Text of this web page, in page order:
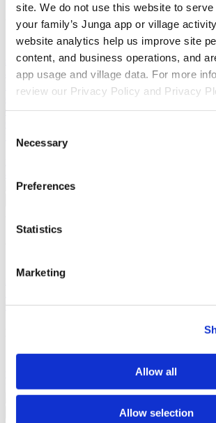
site. We do not use this website to
your family’s Junga app or village
website analytics help us improve site
content, and business operations, and
app usage and village data. For more
review our Privacy Policy and Privacy
Selection
Necessary
Preferences
Statistics
Marketing
Allow all
Allow selection
Comparar
Junga contra Greenlight Greenlight combina
supervisada con herramientas educativas para
administrar su presupuesto, ahorrar e invertir.
Acorns Early ayuda a los padres a enseñar
educación financiera mediante una tarjeta de
domésticas y carteras de inversión.
Junga
familias a conectarse y celebrar el aprendizaje
Junga contra LiveSchool
LiveSchool permite
Nuestra Historia
Conoce los orígenes de
nuestros objetivos al crear esta plataforma única.
tú.
What Is Junga?Descubre qué
plataforma sea tan especial.